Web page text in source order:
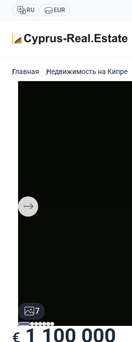
RU EUR
Главная Недвижимость на Кипре
7
€ 1 100 000